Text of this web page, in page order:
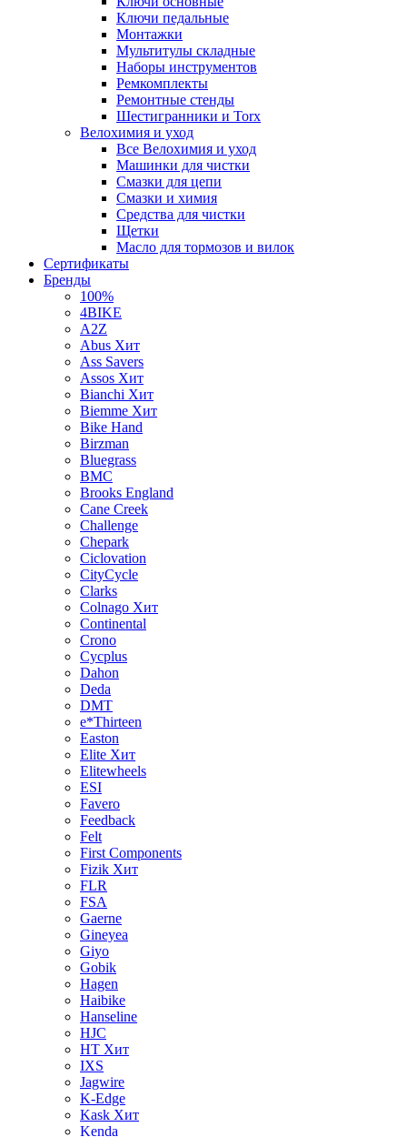
Ключи педальные
Монтажки
Мультитулы складные
Наборы инструментов
Ремкомплекты
Ремонтные стенды
Шестигранники и Torx
Велохимия и уход
Все Велохимия и уход
Машинки для чистки
Смазки для цепи
Смазки и химия
Средства для чистки
Щетки
Масло для тормозов и вилок
Сертификаты
Бренды
100%
4BIKE
A2Z
Abus Хит
Ass Savers
Assos Хит
Bianchi Хит
Biemme Хит
Bike Hand
Birzman
Bluegrass
BMC
Brooks England
Cane Creek
Challenge
Chepark
Ciclovation
CityCycle
Clarks
Colnago Хит
Continental
Crono
Cycplus
Dahon
Deda
DMT
e*Thirteen
Easton
Elite Хит
Elitewheels
ESI
Favero
Feedback
Felt
First Components
Fizik Хит
FLR
FSA
Gaerne
Gineyea
Giyo
Gobik
Hagen
Haibike
Hanseline
HJC
HT Хит
IXS
Jagwire
K-Edge
Kask Хит
Kenda